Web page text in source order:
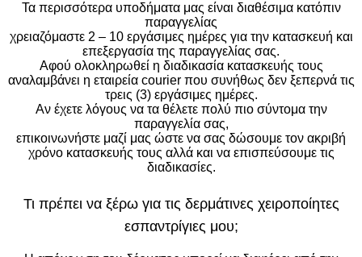
Τα περισσότερα υποδήματα μας είναι διαθέσιμα κατόπιν
παραγγελίας
χρειαζόμαστε 2 – 10 εργάσιμες ημέρες για την κατασκευή και
επεξεργασία της παραγγελίας σας.
Αφού ολοκληρωθεί η διαδικασία κατασκευής τους
αναλαμβάνει η εταιρεία courier που συνήθως δεν ξεπερνά τις
τρεις (3) εργάσιμες ημέρες.
Αν έχετε λόγους να τα θέλετε πολύ πιο σύντομα την
παραγγελία σας,
επικοινωνήστε μαζί μας ώστε να σας δώσουμε τον ακριβή
χρόνο κατασκευής τους αλλά και να επισπεύσουμε τις
διαδικασίες.
Τι πρέπει να ξέρω για τις δερμάτινες χειροποίητες
εσπαντρίγιες μου;